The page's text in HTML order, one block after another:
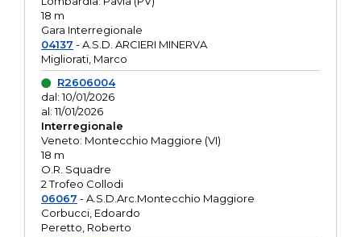
18 m
Gara Interregionale
04137 - A.S.D. ARCIERI MINERVA
Migliorati, Marco
R2606004
dal: 10/01/2026
al: 11/01/2026
Interregionale
Veneto: Montecchio Maggiore (VI)
18 m
O.R. Squadre
2 Trofeo Collodi
06067 - A.S.D.Arc.Montecchio Maggiore
Corbucci, Edoardo
Peretto, Roberto